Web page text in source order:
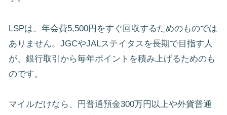
LSPは、年会費5,500円をすぐ回収するためのものでは
ありません。JGCやJALステイタスを長期で目指す人
が、銀行取引から毎年ポイントを積み上げるためのも
のです。
マイルだけなら、円普通預金300万円以上や外貨普通